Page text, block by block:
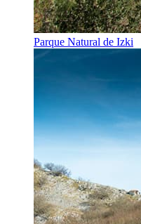
Parque Natural de Izki